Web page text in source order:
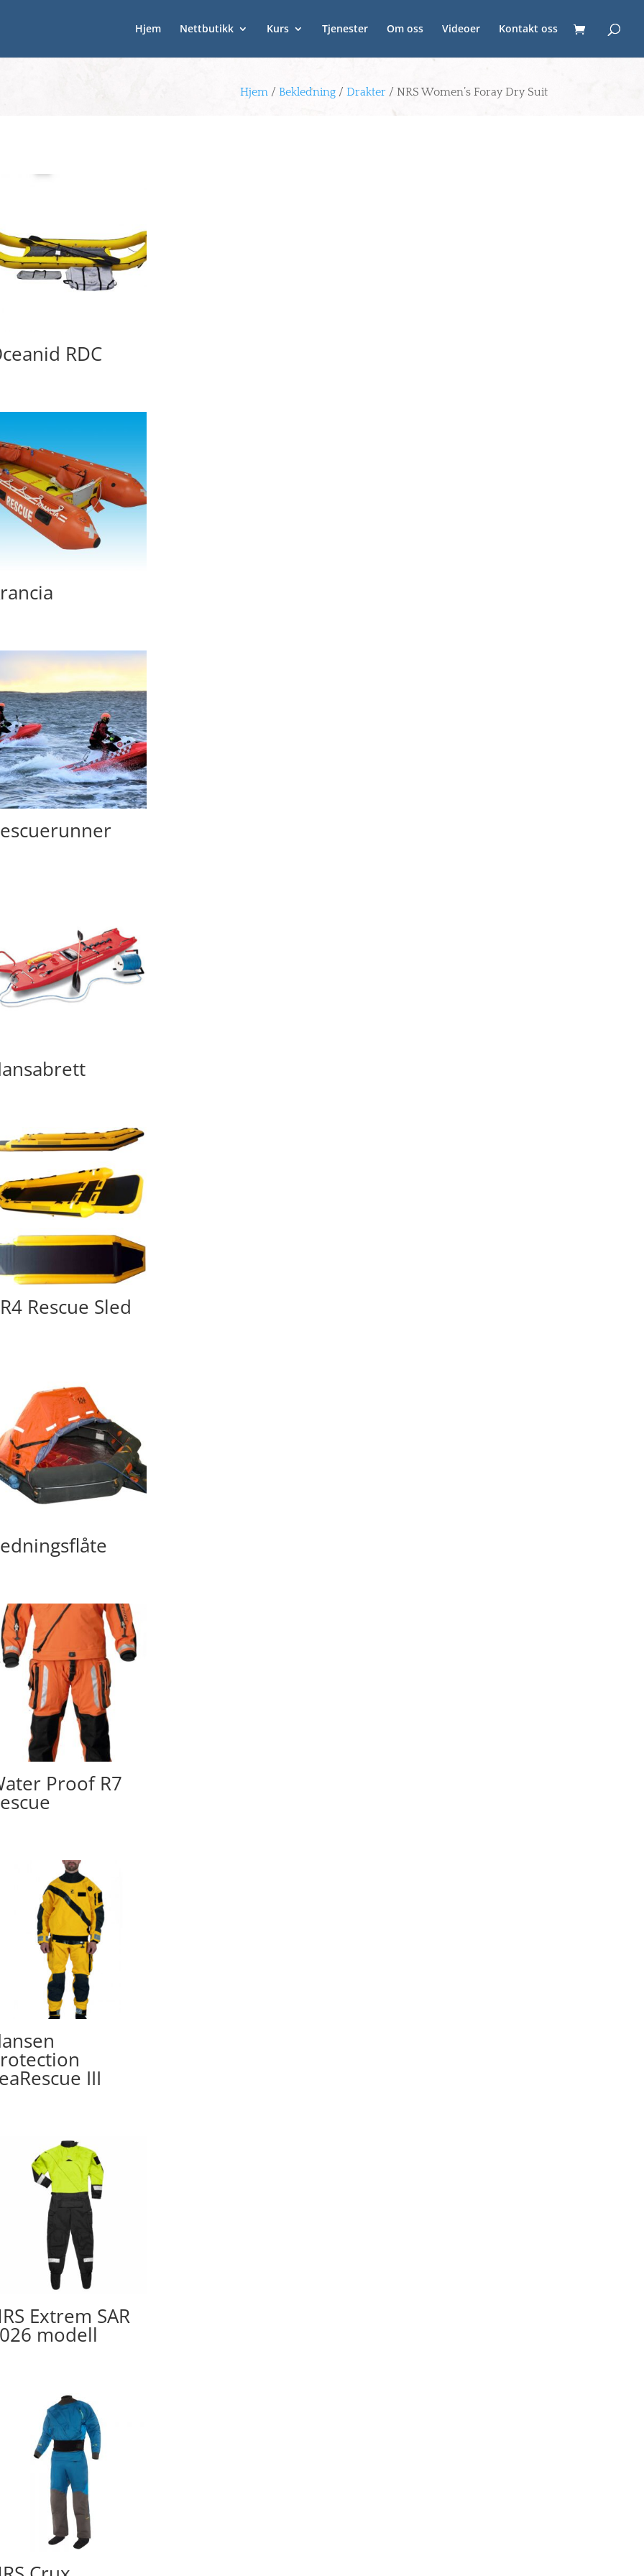
Hjem Nettbutikk Kurs Tjenester Om oss Videoer Kontakt oss
Hjem/ Bekledning/ Drakter/ NRS Women’s Foray Dry Suit
RDC
Rescue Sled
Proof R7
III
Extrem SAR
modell